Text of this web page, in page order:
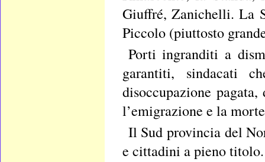
Giuffré, Zanichelli. La
Piccolo (piuttosto
Porti ingranditi a
garantiti, sindacati
disoccupazione
l’emigrazione e la
Il Sud provincia del
e cittadini a pieno